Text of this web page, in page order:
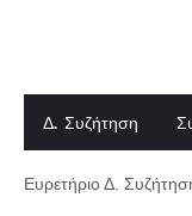
Δ. Συζήτηση
Ευρετήριο Δ.